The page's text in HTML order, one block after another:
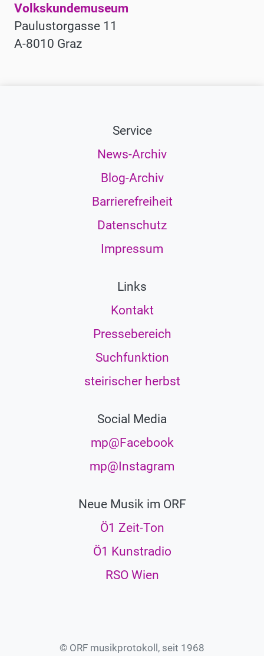
Volkskundemuseum
Paulustorgasse 11
A-8010 Graz
Service
News-Archiv
Blog-Archiv
Barrierefreiheit
Datenschutz
Impressum
Links
Kontakt
Pressebereich
Suchfunktion
steirischer herbst
Social Media
mp@Facebook
mp@Instagram
Neue Musik im ORF
Ö1 Zeit-Ton
Ö1 Kunstradio
RSO Wien
© ORF musikprotokoll, seit 1968